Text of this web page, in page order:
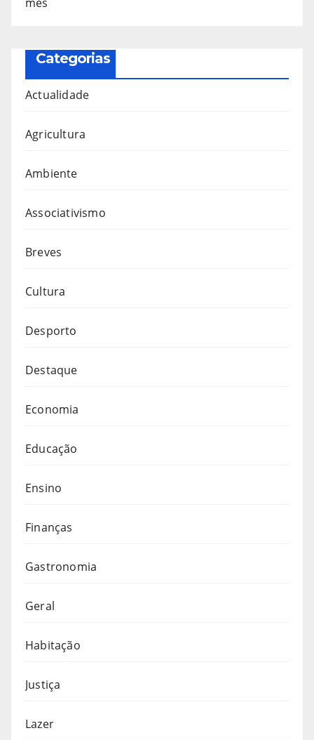
Categorias
Actualidade
Agricultura
Ambiente
Associativismo
Breves
Cultura
Desporto
Destaque
Economia
Educação
Ensino
Finanças
Gastronomia
Geral
Habitação
Justiça
Lazer